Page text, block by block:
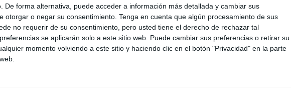
De forma alternativa, puede acceder a información más detallada y cambiar sus
otorgar o negar su consentimiento. Tenga en cuenta que algún procesamiento de sus
no requerir de su consentimiento, pero usted tiene el derecho de rechazar tal
se aplicarán solo a este sitio web. Puede cambiar sus preferencias o retirar su
momento volviendo a este sitio y haciendo clic en el botón "Privacidad" en la parte